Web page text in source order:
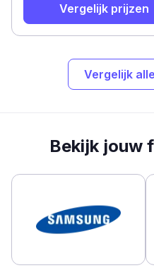
Vergelijk prijzen
Vergelijk
Bekijk jouw